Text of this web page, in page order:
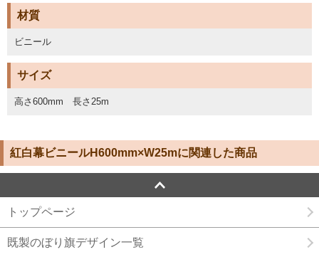
材質
ビニール
サイズ
高さ600mm 長さ25m
紅白幕ビニールH600mm×W25mに関連した商品
トップページ
既製のぼり旗デザイン一覧